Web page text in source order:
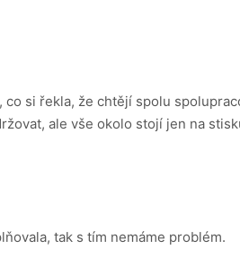
si řekla, že chtějí spolu
ale vše okolo stojí jen na
tak s tím nemáme problém.